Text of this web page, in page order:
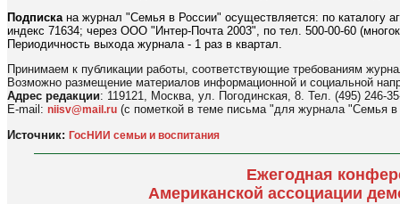
Подписка на журнал "Семья в России" осуществляется: по каталогу
индекс 71634; через ООО "Интер-Почта 2003", по тел. 500-00-60
Периодичность выхода журнала - 1 раз в квартал.
Принимаем к публикации работы, соответствующие требованиям
Возможно размещение материалов информационной и социальной
Адрес редакции: 119121, Москва, ул. Погодинская, 8. Тел. (495) 246-
E-mail: niisv@mail.ru (с пометкой в теме письма "для журнала "Семья в
Источник: ГосНИИ семьи и воспитания
Ежегодная
Американской ассоциации